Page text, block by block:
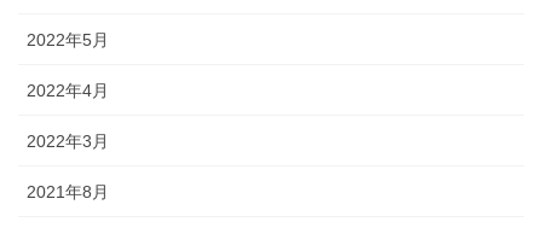
2022年5月
2022年4月
2022年3月
2021年8月